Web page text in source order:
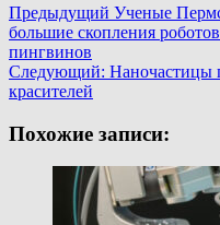
Навигация
записи
Предыдущий Ученые
большие скопления
пингвинов
Следующий: Наночастицы
красителей
Похожие записи: